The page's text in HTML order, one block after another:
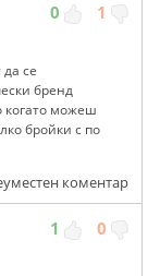
0 1
се
бренд
когато можеш
бройки с по
коментар
1 0